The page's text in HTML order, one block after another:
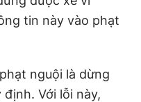
tin này vào phạt
nguội là dừng
Với lỗi này,